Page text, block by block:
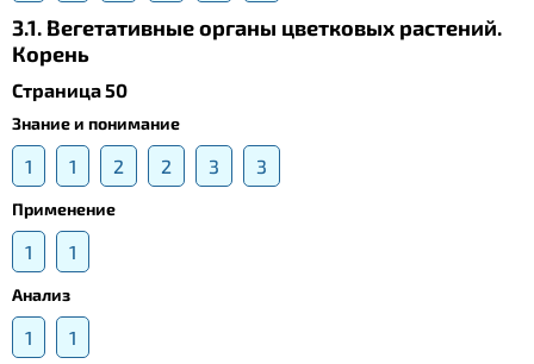
3.1. Вегетативные органы цветковых растений.
Корень
Страница 50
Знание и понимание
1 1 2 2 3 3
Применение
1 1
Анализ
1 1